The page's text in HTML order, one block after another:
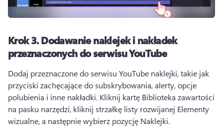
Krok 3.Dodawanie naklejek i nakładek
przeznaczonych do serwisu YouTube
Dodaj przeznaczone do serwisu YouTube naklejki, takie jak
przyciski zachęcające do subskrybowania, alerty, opcje
polubienia i inne nakładki. Kliknij kartę Biblioteka zawartości
na pasku narzędzi, kliknij strzałkę listy rozwijanej Elementy
wizualne, a następnie wybierz pozycję Naklejki.